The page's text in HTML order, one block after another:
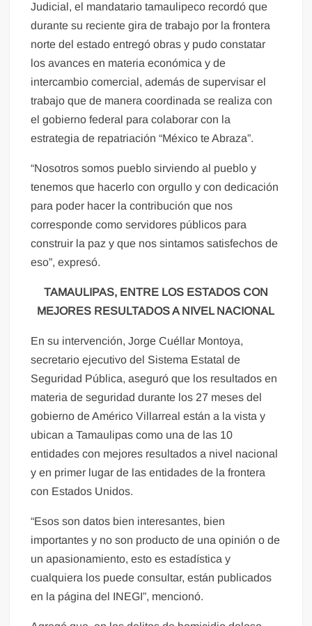
Judicial, el mandatario tamaulipeco recordó que
durante su reciente gira de trabajo por la frontera
norte del estado entregó obras y pudo constatar
los avances en materia económica y de
intercambio comercial, además de supervisar el
trabajo que de manera coordinada se realiza con
el gobierno federal para colaborar con la
estrategia de repatriación “México te Abraza”.
“Nosotros somos pueblo sirviendo al pueblo y
tenemos que hacerlo con orgullo y con dedicación
para poder hacer la contribución que nos
corresponde como servidores públicos para
construir la paz y que nos sintamos satisfechos de
eso”, expresó.
TAMAULIPAS, ENTRE LOS ESTADOS CON
MEJORES RESULTADOS A NIVEL NACIONAL
En su intervención, Jorge Cuéllar Montoya,
secretario ejecutivo del Sistema Estatal de
Seguridad Pública, aseguró que los resultados en
materia de seguridad durante los 27 meses del
gobierno de Américo Villarreal están a la vista y
ubican a Tamaulipas como una de las 10
entidades con mejores resultados a nivel nacional
y en primer lugar de las entidades de la frontera
con Estados Unidos.
“Esos son datos bien interesantes, bien
importantes y no son producto de una opinión o de
un apasionamiento, esto es estadística y
cualquiera los puede consultar, están publicados
en la página del INEGI”, mencionó.